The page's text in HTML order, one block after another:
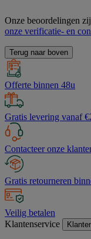
Onze beoordelingen
onze verificatie- en
Terug naar boven
Offerte binnen 48u
Gratis levering vanaf
Contacteer onze
Gratis retourneren
Veilig betalen
Klantenservice